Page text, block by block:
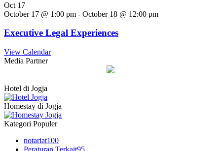
Oct 17
October 17 @ 1:00 pm - October 18 @ 12:00 pm
Executive Legal Experiences
View Calendar
Media Partner
Hotel di Jogja
Homestay di Jogja
Kategori Populer
notariat100
Peraturan Terkait95